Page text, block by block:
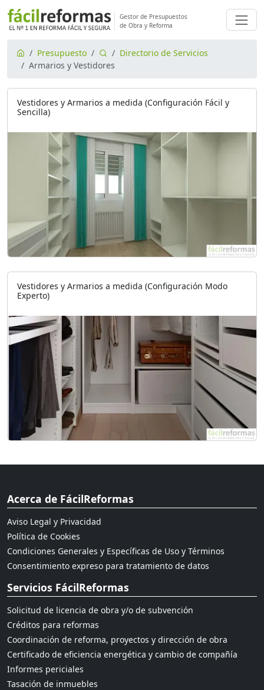
Gestor de Presupuestos
de Obra y Reforma
Presupuesto
Directorio de Servicios
Armarios y Vestidores
Vestidores y Armarios a medida (Configuración Fácil y
Sencilla)
Vestidores y Armarios a medida (Configuración Modo
Experto)
Acerca de FácilReformas
Aviso Legal y Privacidad
Política de Cookies
Condiciones Generales y Específicas de Uso y Términos
Consentimiento expreso para tratamiento de datos
Servicios FácilReformas
Solicitud de licencia de obra y/o de subvención
Créditos para reformas
Coordinación de reforma, proyectos y dirección de obra
Certificado de eficiencia energética y cambio de compañía
Informes periciales
Tasación de inmuebles